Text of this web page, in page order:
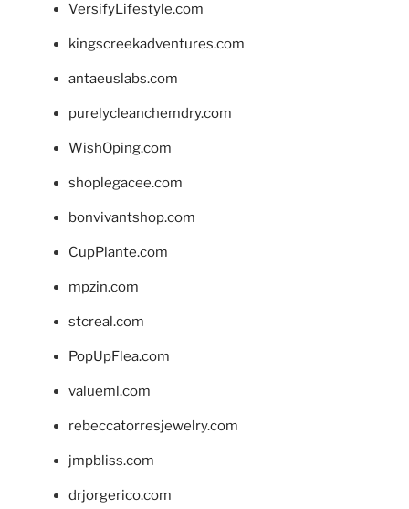
VersifyLifestyle.com
kingscreekadventures.com
antaeuslabs.com
purelycleanchemdry.com
WishOping.com
shoplegacee.com
bonvivantshop.com
CupPlante.com
mpzin.com
stcreal.com
PopUpFlea.com
valueml.com
rebeccatorresjewelry.com
jmpbliss.com
drjorgerico.com